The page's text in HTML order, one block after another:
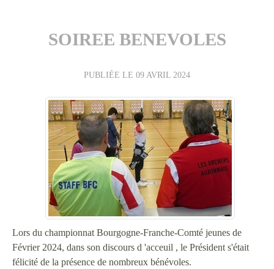
SOIREE BENEVOLES
PUBLIÉE LE 09 AVRIL 2024
Lors du championnat Bourgogne-Franche-Comté jeunes de
Février 2024, dans son discours d 'acceuil , le Président s'était
félicité de la présence de nombreux bénévoles.